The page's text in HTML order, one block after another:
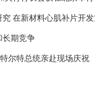
在新材料心肌补片开
长期竞争
尔特总统亲赴现场庆祝